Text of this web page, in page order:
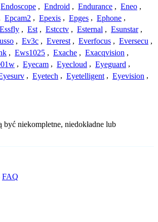
Endoscope , Endroid , Endurance , Eneo ,
Epcam2 , Epexis , Epges , Ephone ,
Essfly , Est , Estcctv , Esternal , Esunstar ,
, Ev3c , Everest , Everfocus , Eversecu ,
, Ews1025 , Exache , Exacqvision ,
, Eyecam , Eyecloud , Eyeguard ,
, Eyetech , Eyetelligent , Eyevision ,
być niekompletne, niedokładne lub
FAQ